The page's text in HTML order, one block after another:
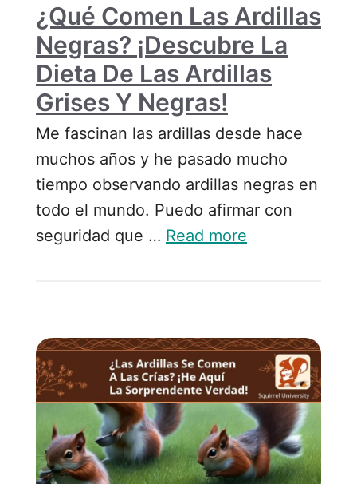
¿Qué Comen Las Ardillas
Negras? ¡Descubre La
Dieta De Las Ardillas
Grises Y Negras!
Me fascinan las ardillas desde hace
muchos años y he pasado mucho
tiempo observando ardillas negras en
todo el mundo. Puedo afirmar con
seguridad que … Read more